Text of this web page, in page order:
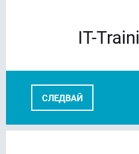
IT-
СЛЕДВАЙ